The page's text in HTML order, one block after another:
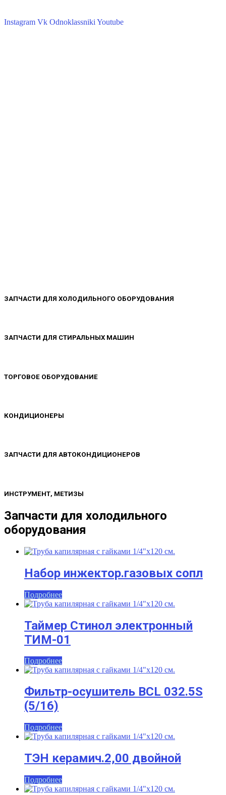
Instagram Vk Odnoklassniki Youtube
ЗАПЧАСТИ ДЛЯ ХОЛОДИЛЬНОГО ОБОРУДОВАНИЯ
ЗАПЧАСТИ ДЛЯ СТИРАЛЬНЫХ МАШИН
ТОРГОВОЕ ОБОРУДОВАНИЕ
КОНДИЦИОНЕРЫ
ЗАПЧАСТИ ДЛЯ АВТОКОНДИЦИОНЕРОВ
ИНСТРУМЕНТ, МЕТИЗЫ
Запчасти для холодильного
оборудования
Набор инжектор.газовых сопл
Подробнее
Таймер Стинол электронный
ТИМ-01
Подробнее
Фильтр-осушитель BCL 032.5S
(5/16)
Подробнее
ТЭН керамич.2,00 двойной
Подробнее